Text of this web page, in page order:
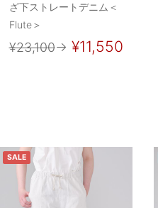
ざ下ストレートデニム＜
Flute＞
¥23,100→ ¥11,550
SALE